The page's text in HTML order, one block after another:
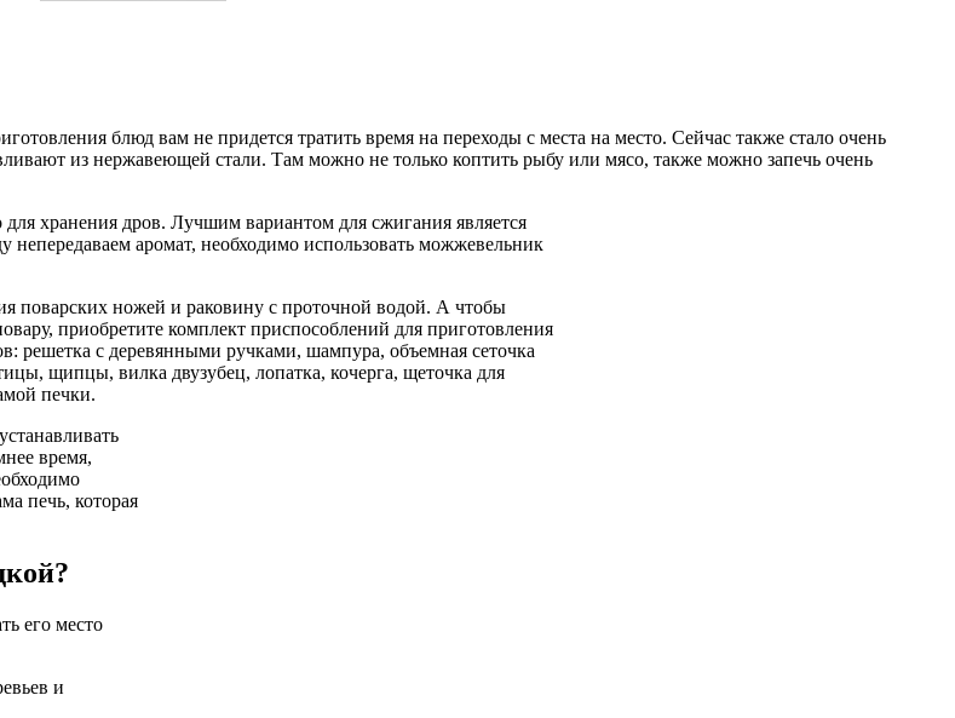
блюд вам не придется тратить время на переходы с места на место. Сейчас также стало очень
из нержавеющей стали. Там можно не только коптить рыбу или мясо, также можно запечь очень
для хранения дров. Лучшим вариантом для сжигания является
аромат, необходимо использовать можжевельник
поварских ножей и раковину с проточной водой. А чтобы
приобретите комплект приспособлений для приготовления
решетка с деревянными ручками, шампура, объемная сеточка
щипцы, вилка двузубец, лопатка, кочерга, щеточка для
печки.
время,
печь, которая
его место
и